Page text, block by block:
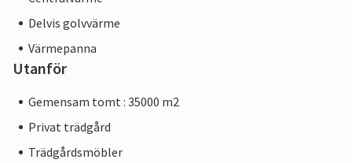
Delvis golvvärme
Värmepanna
Utanför
Gemensam tomt : 35000 m2
Privat trädgård
Trädgårdsmöbler